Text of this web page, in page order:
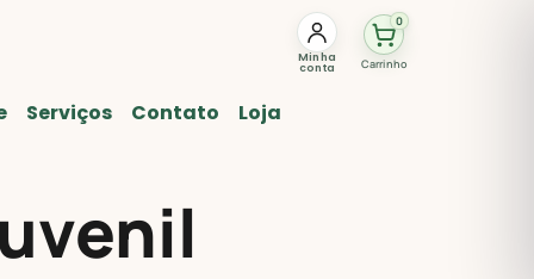
Minha
conta Carrinho
0
Serviços Contato Loja